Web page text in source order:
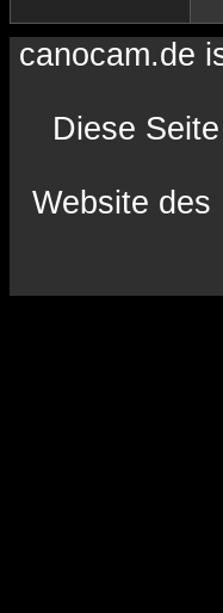
canocam.de
Diese
Website des